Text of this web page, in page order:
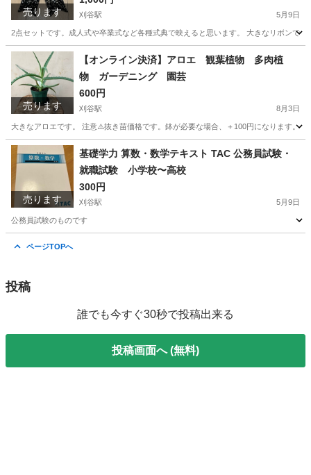
売ります 刈谷駅 5月9日
2点セットです。成人式や卒業式など各種式典で映えると思います。 大きなリボンで
愛知 刈谷市 刈谷駅 着物 成人式
売ります
【オンライン決済】アロエ 観葉植物 多肉植
物 ガーデニング 園芸
600円
刈谷駅 8月3日
大きなアロエです。 注意⚠️抜き苗価格です。鉢が必要な場合、＋100円になります。
愛知 刈谷市 刈谷駅 家庭用品 アロエ
売ります
基礎学力 算数・数学テキスト TAC 公務員試験・
就職試験 小学校〜高校
300円
刈谷駅 5月9日
公務員試験のものです
ページTOPへ
投稿
誰でも今すぐ30秒で投稿出来る
投稿画面へ (無料)